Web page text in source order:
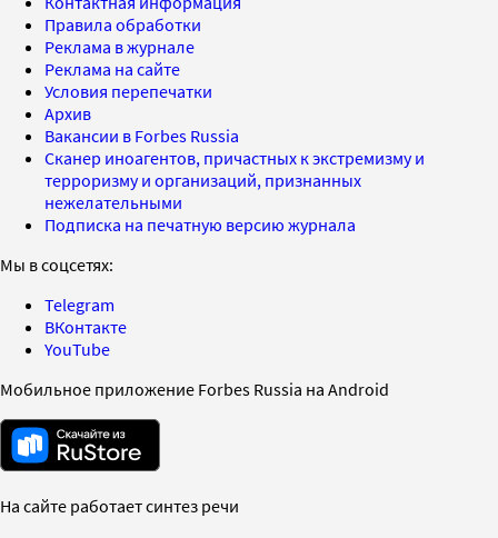
Правила обработки
Реклама в журнале
Реклама на сайте
Условия перепечатки
Архив
Вакансии в Forbes Russia
Сканер иноагентов, причастных к экстремизму и
терроризму и организаций, признанных
нежелательными
Подписка на печатную версию журнала
Мы в соцсетях:
Telegram
ВКонтакте
YouTube
Мобильное приложение Forbes Russia на Android
На сайте работает синтез речи